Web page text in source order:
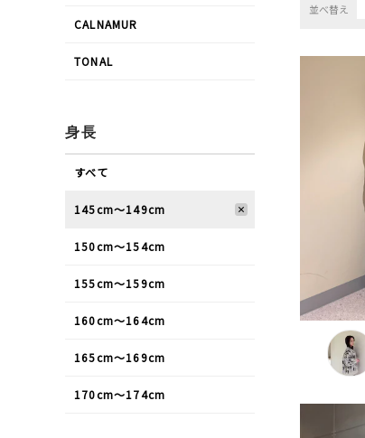
並べ替え
CALNAMUR
TONAL
身長
すべて
145cm〜149cm
150cm〜154cm
155cm〜159cm
160cm〜164cm
165cm〜169cm
170cm〜174cm